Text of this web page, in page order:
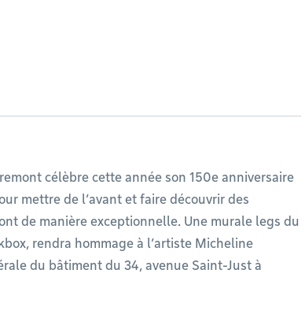
célèbre cette année son 150e anniversaire
mettre de l’avant et faire découvrir des
de manière exceptionnelle. Une murale legs du
rendra hommage à l’artiste Micheline
du bâtiment du 34, avenue Saint-Just à